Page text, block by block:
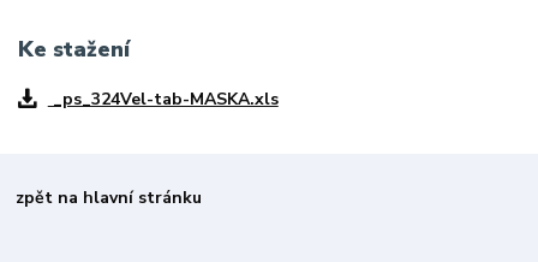
Ke stažení
_ps_324Vel-tab-MASKA.xls
zpět na hlavní stránku